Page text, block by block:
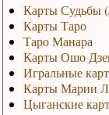
Карты Судьбы
Карты Таро
Таро Манара
Карты Ошо
Игральные
Карты Марии
Цыганские